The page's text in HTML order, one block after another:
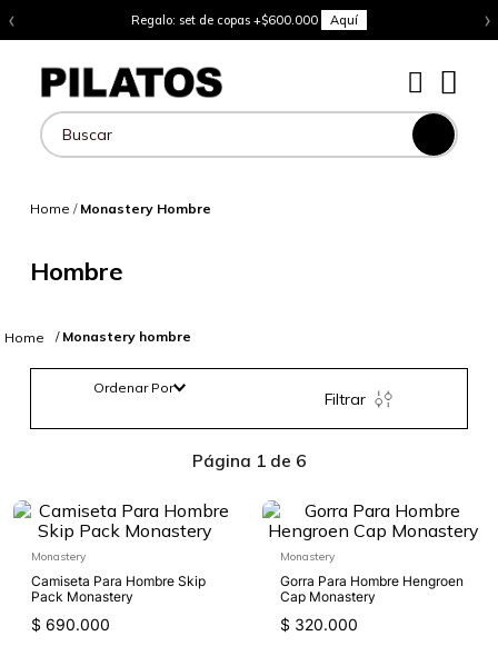
‹ Regalo: set de copas +$600.000 Aquí ›
Buscar
Home / Monastery Hombre
Hombre
Monastery hombre
Ordenar Por
Filtrar
Página 1 de 6
Monastery
Camiseta Para Hombre Skip
Pack Monastery
$ 690.000
Monastery
Gorra Para Hombre Hengroen
Cap Monastery
$ 320.000